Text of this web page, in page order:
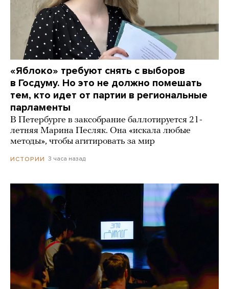
«Яблоко» требуют снять с выборов
в Госдуму. Но это не должно помешать
тем, кто идет от партии в региональные
парламенты
В Петербурге в заксобрание баллотируется 21-
летняя Марина Песляк. Она «искала любые
методы», чтобы агитировать за мир
ИСТОРИИ 3 часа назад